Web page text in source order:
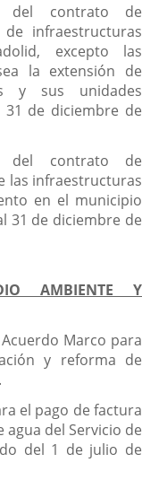
del contrato de
infraestructuras
excepto las
la extensión de
y sus unidades
de diciembre de
del contrato de
las infraestructuras
en el municipio
31 de diciembre de
AMBIENTE Y
Marco para
y reforma de
el pago de factura
del Servicio de
del 1 de julio de